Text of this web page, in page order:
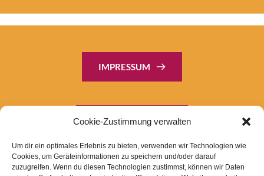
Cookie-Zustimmung verwalten
Um dir ein optimales Erlebnis zu bieten, verwenden wir Technologien wie
Cookies, um Geräteinformationen zu speichern und/oder darauf
zuzugreifen. Wenn du diesen Technologien zustimmst, können wir Daten
IMPRESSUM
DATENSCHUTZ
SPENDEN